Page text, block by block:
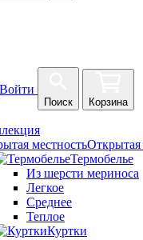
Войти
Поиск Корзина
Открытая
Термобелье
Из шерсти мериноса
Легкое
Среднее
Теплое
Куртки